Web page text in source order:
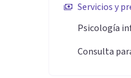
Servicios y
Psicología
Consulta